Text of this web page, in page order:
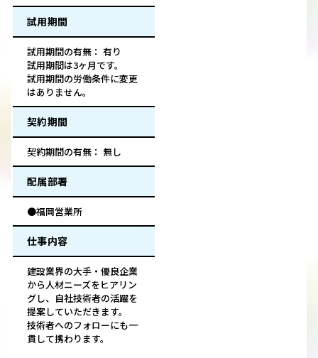
試用期間
試用期間の有無： 有り
試用期間は3ヶ月です。
試用期間の労働条件に変更
はありません。
契約期間
契約期間の有無： 無し
配属部署
●福岡営業所
仕事内容
建設業界の大手・優良企業
から人材ニーズをヒアリン
グし、自社技術者の活躍を
提案していただきます。
技術者へのフォローにも一
貫して携わります。